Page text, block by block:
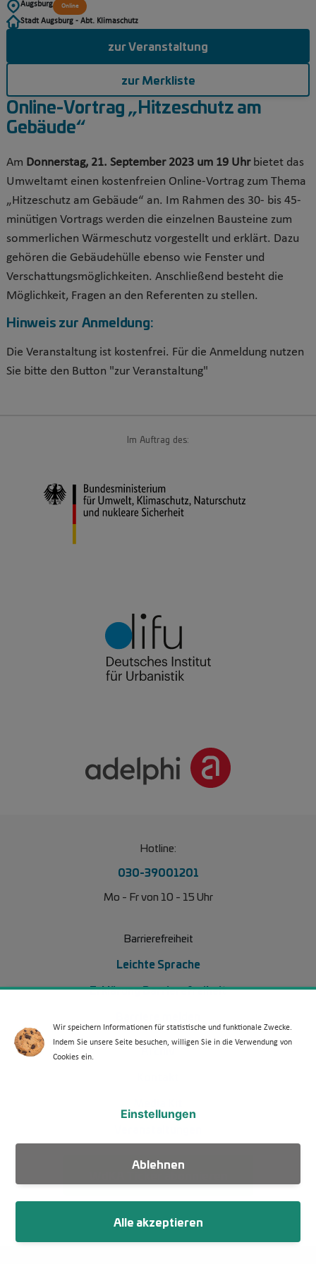
Online-Vortrag „Hitzeschutz am
Gebäude“
Am Donnerstag, 21. September 2023 um 19 Uhrbietet das
Umweltamt einen kostenfreien Online-Vortrag zum Thema
„Hitzeschutz am Gebäude“ an. Im Rahmen des 30- bis 45-
minütigen Vortrags werden die einzelnen Bausteine zum
sommerlichen Wärmeschutz vorgestellt und erklärt. Dazu
gehören die Gebäudehülle ebenso wie Fenster und
Verschattungsmöglichkeiten. Anschließend besteht die
Möglichkeit, Fragen an den Referenten zu stellen.
Hinweis zur Anmeldung:
Die Veranstaltung ist kostenfrei. Für die Anmeldung nutzen
Sie bitte den Button "zur Veranstaltung"
Augsburg
Online
Stadt Augsburg - Abt. Klimaschutz
zur Veranstaltung
zur Merkliste
Im Auftrag des:
Hotline:
030-39001201
Mo - Fr von 10 - 15 Uhr
Barrierefreiheit
Leichte Sprache
Erklärung Barrierefreiheit
Footer Menü 2 (WdKA 26)
Archiv
Wir speichern Informationen für statistische und funktionale Zwecke.
Indem Sie unsere Seite besuchen, willigen Sie in die Verwendung von
Cookies ein.
Ablehnen
Einstellungen
Alle akzeptieren